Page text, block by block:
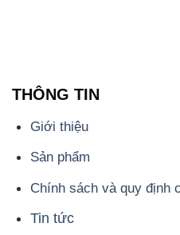
Chính sách và quy định
Tin tức
Liên hệ
📞
PHÒNG KINH